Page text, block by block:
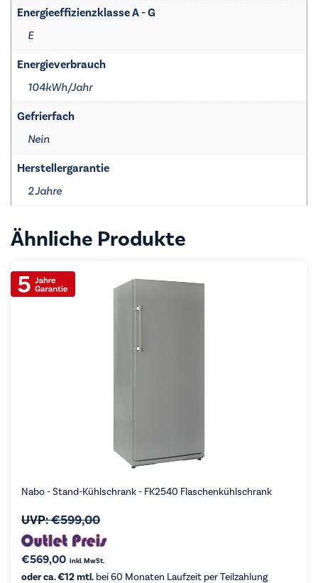
Energieeffizienzklasse A - G
E
Energieverbrauch
104kWh/​Jahr
Gefrierfach
Nein
Herstellergarantie
2 Jahre
Ähnliche Produkte
Nabo - Stand-Kühlschrank - FK2540 Flaschenkühlschrank
UVP:€599,00
€569,00 inkl. MwSt.
oder ca. €12 mtl. bei 60 Monaten Laufzeit per Teilzahlung